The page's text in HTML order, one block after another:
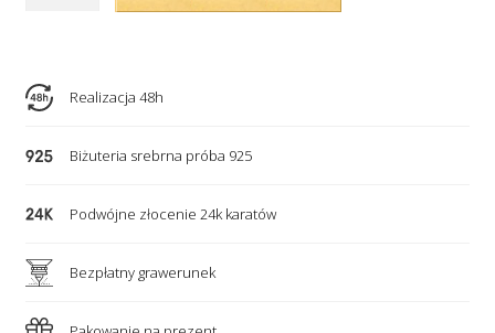
ażurowe
skrzydło
kryształek
Realizacja 48h
Biżuteria srebrna próba 925
Podwójne złocenie 24k karatów
Bezpłatny grawerunek